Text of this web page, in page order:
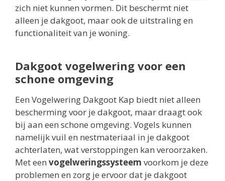
zich niet kunnen vormen. Dit beschermt niet
alleen je dakgoot, maar ook de uitstraling en
functionaliteit van je woning.
Dakgoot vogelwering voor een
schone omgeving
Een Vogelwering Dakgoot Kap biedt niet alleen
bescherming voor je dakgoot, maar draagt ook
bij aan een schone omgeving. Vogels kunnen
namelijk vuil en nestmateriaal in je dakgoot
achterlaten, wat verstoppingen kan veroorzaken.
Met een vogelweringssysteem voorkom je deze
problemen en zorg je ervoor dat je dakgoot